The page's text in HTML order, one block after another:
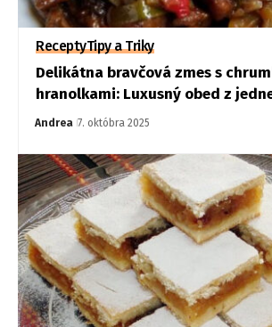
ReceptyTipy a Triky
Delikátna bravčová zmes s
hranolkami: Luxusný obed z
Andrea 7. októbra 2025